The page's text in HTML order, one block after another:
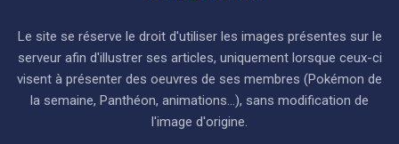
Le site se réserve le droit d'utiliser les images présentes sur le
serveur afin d'illustrer ses articles, uniquement lorsque ceux-ci
visent à présenter des oeuvres de ses membres (Pokémon de
la semaine, Panthéon, animations...), sans modification de
l'image d'origine.